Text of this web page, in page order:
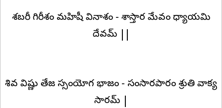
శబరీ గిరీశం మహిషీ వినాశం - శాస్తార మేవం ధ్యాయమి
దేవమ్‌ ||
శివ విష్ణు తేజ స్సంయోగ భాజం - సంసారపారం శ్రుతి వాక్య
సారమ్‌ |